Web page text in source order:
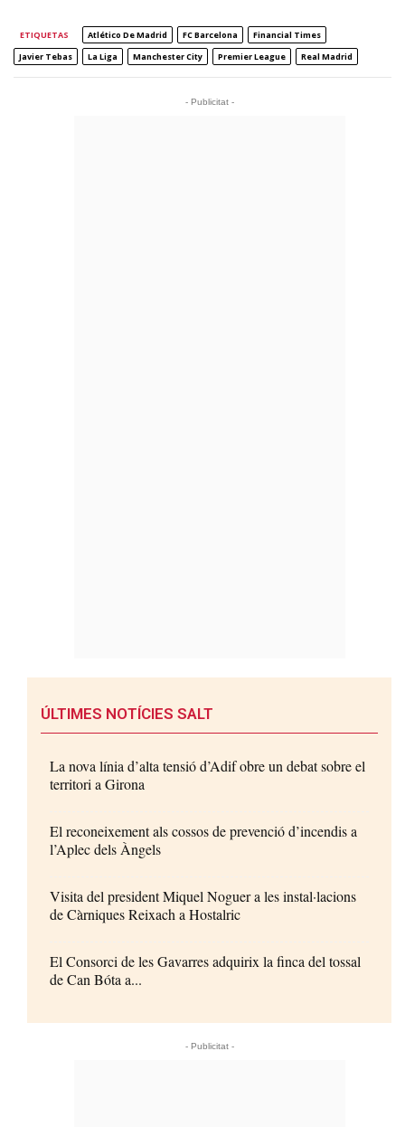
ETIQUETAS Atlético De Madrid FC Barcelona
Financial Times
Javier Tebas
La Liga Manchester City Premier League Real Madrid
- Publicitat -
ÚLTIMES NOTÍCIES SALT
La nova línia d’alta tensió d’Adif obre un debat sobre el
territori a Girona
El reconeixement als cossos de prevenció d’incendis a
l’Aplec dels Àngels
Visita del president Miquel Noguer a les instal·lacions
de Càrniques Reixach a Hostalric
El Consorci de les Gavarres adquirix la finca del tossal
de Can Bóta a...
- Publicitat -